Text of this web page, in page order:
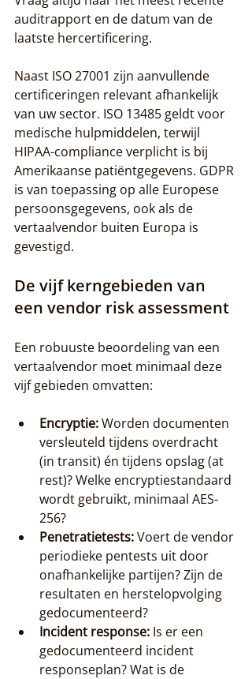
auditrapport en de datum van de
laatste hercertificering.
Naast ISO 27001 zijn aanvullende
certificeringen relevant afhankelijk
van uw sector. ISO 13485 geldt voor
medische hulpmiddelen, terwijl
HIPAA-compliance verplicht is bij
Amerikaanse patiëntgegevens. GDPR
is van toepassing op alle Europese
persoonsgegevens, ook als de
vertaalvendor buiten Europa is
gevestigd.
De vijf kerngebieden van
een vendor risk assessment
Een robuuste beoordeling van een
vertaalvendor moet minimaal deze
vijf gebieden omvatten:
Encryptie: Worden documenten
versleuteld tijdens overdracht
(in transit) én tijdens opslag (at
rest)? Welke encryptiestandaard
wordt gebruikt, minimaal AES-
256?
Penetratietests: Voert de vendor
periodieke pentests uit door
onafhankelijke partijen? Zijn de
resultaten en herstelopvolging
gedocumenteerd?
Incident response: Is er een
gedocumenteerd incident
responseplan? Wat is de